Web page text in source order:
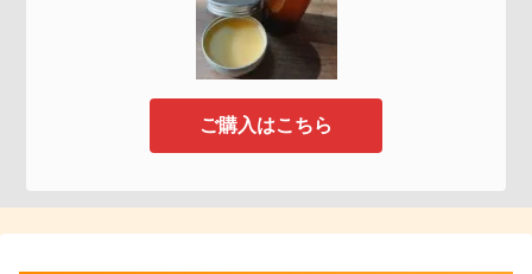
ご購入はこちら